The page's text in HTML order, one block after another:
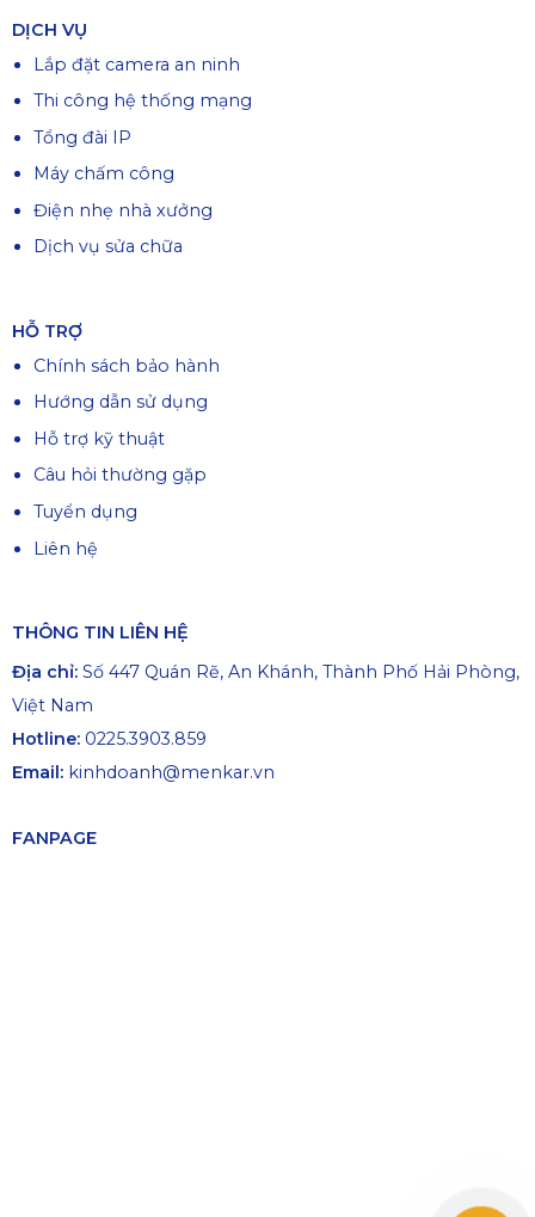
DỊCH VỤ
Lắp đặt camera an ninh
Thi công hệ thống mạng
Tổng đài IP
Máy chấm công
Điện nhẹ nhà xưởng
Dịch vụ sửa chữa
HỖ TRỢ
Chính sách bảo hành
Hướng dẫn sử dụng
Hỗ trợ kỹ thuật
Câu hỏi thường gặp
Tuyển dụng
Liên hệ
THÔNG TIN LIÊN HỆ
Địa chỉ: Số 447 Quán Rẽ, An Khánh, Thành Phố Hải Phòng,
Việt Nam
Hotline: 0225.3903.859
Email: kinhdoanh@menkar.vn
FANPAGE